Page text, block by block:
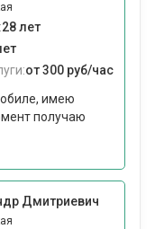
28 лет
от 300 руб/час
имею
получаю
Дмитриевич